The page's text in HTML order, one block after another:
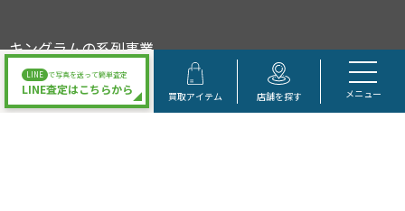
LINE で写真を送って簡単査定
LINE査定はこちらから 買取アイテム 店舗を探す メニュー
キングラムの系列事業